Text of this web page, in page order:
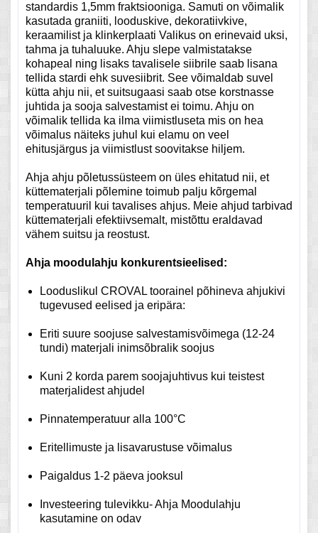
standardis 1,5mm fraktsiooniga. Samuti on võimalik
kasutada graniiti, looduskive, dekoratiivkive,
keraamilist ja klinkerplaati Valikus on erinevaid uksi,
tahma ja tuhaluuke. Ahju slepe valmistatakse
kohapeal ning lisaks tavalisele siibrile saab lisana
tellida stardi ehk suvesiibrit. See võimaldab suvel
kütta ahju nii, et suitsugaasi saab otse korstnasse
juhtida ja sooja salvestamist ei toimu. Ahju on
võimalik tellida ka ilma viimistluseta mis on hea
võimalus näiteks juhul kui elamu on veel
ehitusjärgus ja viimistlust soovitakse hiljem.
Ahja ahju põletussüsteem on üles ehitatud nii, et
küttematerjali põlemine toimub palju kõrgemal
temperatuuril kui tavalises ahjus. Meie ahjud tarbivad
küttematerjali efektiivsemalt, mistõttu eraldavad
vähem suitsu ja reostust.
Ahja moodulahju konkurentsieelised:
Looduslikul CROVAL toorainel põhineva ahjukivi
tugevused eelised ja eripära:
Eriti suure soojuse salvestamisvõimega (12-24
tundi) materjali inimsõbralik soojus
Kuni 2 korda parem soojajuhtivus kui teistest
materjalidest ahjudel
Pinnatemperatuur alla 100°C
Eritellimuste ja lisavarustuse võimalus
Paigaldus 1-2 päeva jooksul
Investeering tulevikku- Ahja Moodulahju
kasutamine on odav